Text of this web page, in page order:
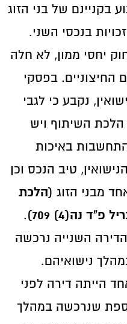
בקניינם של בני הזוג
בנכסי השני.
יחסי ממון, לא חלה
החיצוניים. בפסקי
נקבע כי לגבי
הלכת השיתוף ויש
באיכות
טיב הנכס וכן
מבני הזוג (הלכת
.
השנייה נרכשה
נישואיהם.
הייתה דירה לפני
שנרכשה במהלך